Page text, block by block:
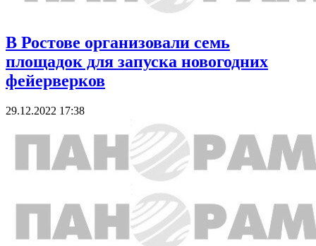
В Ростове организовали семь
площадок для запуска новогодних
фейерверков
29.12.2022 17:38